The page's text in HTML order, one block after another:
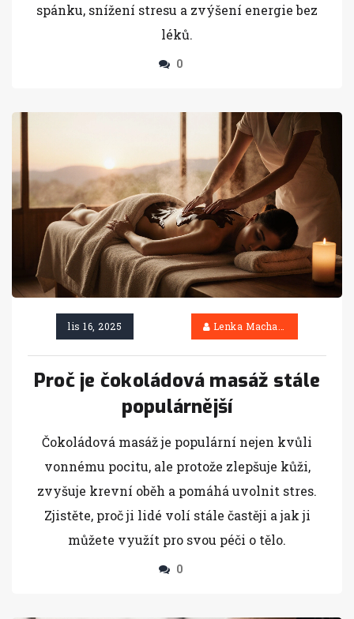
spánku, snížení stresu a zvýšení energie bez
léků.
0
lis 16, 2025 Lenka Machačová
Proč je čokoládová masáž stále
populárnější
Čokoládová masáž je populární nejen kvůli
vonnému pocitu, ale protože zlepšuje kůži,
zvyšuje krevní oběh a pomáhá uvolnit stres.
Zjistěte, proč ji lidé volí stále častěji a jak ji
můžete využít pro svou péči o tělo.
0